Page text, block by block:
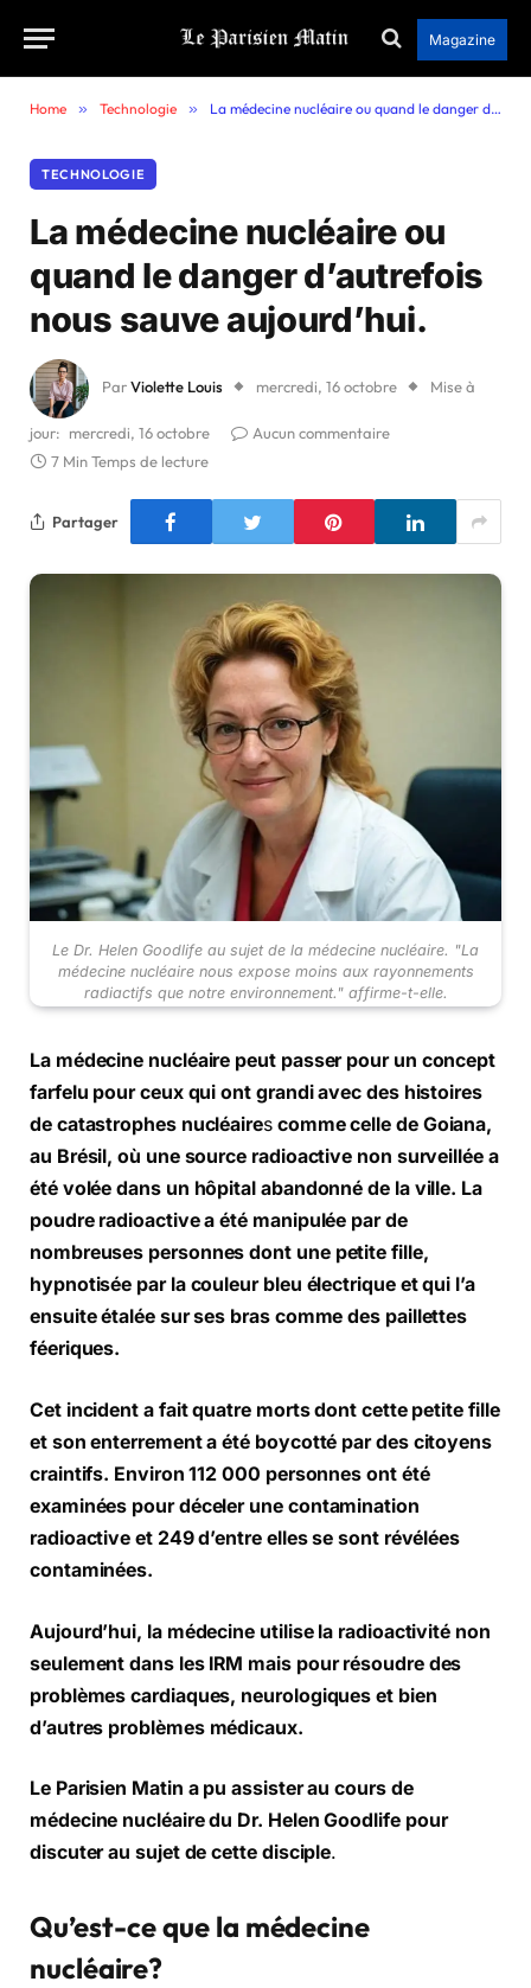
Magazine
Home » Technologie » La médecine nucléaire ou quand le danger d’autrefois nous sauve aujourd’hui.
TECHNOLOGIE
La médecine nucléaire ou
quand le danger d’autrefois
nous sauve aujourd’hui.
ParViolette Louis mercredi, 16 octobre Mise à
jour: mercredi, 16 octobre
Aucun commentaire
7 Min Temps de lecture
Partager
Le Dr. Helen Goodlife au sujet de la médecine nucléaire. "La
médecine nucléaire nous expose moins aux rayonnements
radiactifs que notre environnement." affirme-t-elle.
La médecine nucléaire peut passer pour un concept
farfelu pour ceux qui ont grandi avec des histoires
de catastrophes nucléairescomme celle de Goiana,
au Brésil, où une source radioactive non surveillée a
été volée dans un hôpital abandonné de la ville. La
poudre radioactive a été manipulée par de
nombreuses personnes dont une petite fille,
hypnotisée par la couleur bleu électrique et qui l’a
ensuite étalée sur ses bras comme des paillettes
féeriques.
Cet incident a fait quatre morts dont cette petite fille
et son enterrement a été boycotté par des citoyens
craintifs. Environ 112 000 personnes ont été
examinées pour déceler une contamination
radioactive et 249 d’entre elles se sont révélées
contaminées.
Aujourd’hui, la médecine utilise la radioactivité non
seulement dans les IRM mais pour résoudre des
problèmes cardiaques, neurologiques et bien
d’autres problèmes médicaux.
Le Parisien Matin a pu assister au cours de
médecine nucléaire du Dr. Helen Goodlife pour
discuter au sujet de cette disciple.
Qu’est-ce que la médecine
nucléaire?